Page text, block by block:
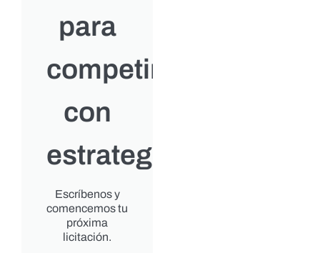
para
competir
con
estrategia?
Escríbenos y
comencemos tu
próxima
licitación.